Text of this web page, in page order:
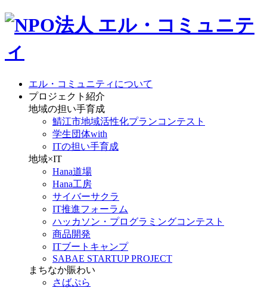
エル・コミュニティについて
プロジェクト紹介
地域の担い手育成
鯖江市地域活性化プランコンテスト
学生団体with
ITの担い手育成
地域×IT
Hana道場
Hana工房
サイバーサクラ
IT推進フォーラム
ハッカソン・プログラミングコンテスト
商品開発
ITブートキャンプ
SABAE STARTUP PROJECT
まちなか賑わい
さばぷら